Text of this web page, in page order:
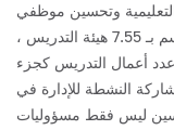
وتحسين موظفي
المعلمين. الآن ، تم تجهيز الموظفين في القسم بـ 7.55 هيئة التدريس ،
عدد أعمال التدريس كجزء
النشطة للإدارة في
ليس فقط مسؤوليات